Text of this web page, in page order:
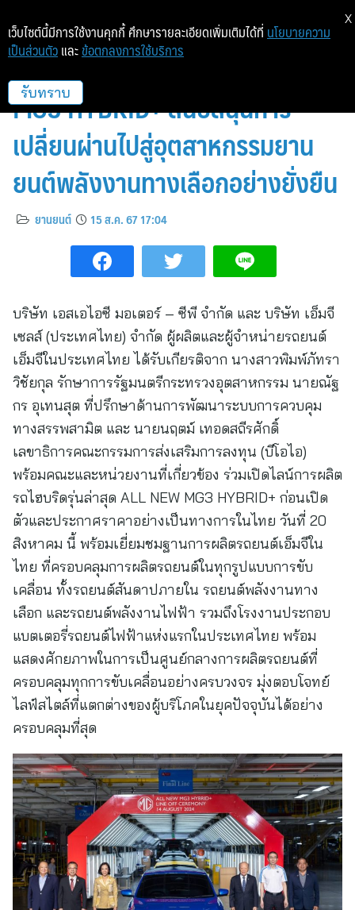
เอ็มจี เปิดไลน์การผลิต ALL NEW
MG3 HYBRID+ สนับสนุนการ
เปลี่ยนผ่านไปสู่อุตสาหกรรมยาน
ยนต์พลังงานทางเลือกอย่างยั่งยืน
ยานยนต์ 15 ส.ค. 67 17:04
บริษัท เอสเอไอซี มอเตอร์ – ซีพี จำกัด และ บริษัท เอ็มจี
เซลส์ (ประเทศไทย) จำกัด ผู้ผลิตและผู้จำหน่ายรถยนต์
เอ็มจีในประเทศไทย ได้รับเกียรติจาก นางสาวพิมพ์ภัทรา
วิชัยกุล รักษาการรัฐมนตรีกระทรวงอุตสาหกรรม นายณัฐ
กร อุเทนสุต ที่ปรึกษาด้านการพัฒนาระบบการควบคุม
ทางสรรพสามิต และ นายนฤตม์ เทอดสถีรศักดิ์
เลขาธิการคณะกรรมการส่งเสริมการลงทุน (บีโอไอ)
พร้อมคณะและหน่วยงานที่เกี่ยวข้อง ร่วมเปิดไลน์การผลิต
รถไฮบริดรุ่นล่าสุด ALL NEW MG3 HYBRID+ ก่อนเปิด
ตัวและประกาศราคาอย่างเป็นทางการในไทย วันที่ 20
สิงหาคม นี้ พร้อมเยี่ยมชมฐานการผลิตรถยนต์เอ็มจีใน
ไทย ที่ครอบคลุมการผลิตรถยนต์ในทุกรูปแบบการขับ
เคลื่อน ทั้งรถยนต์สันดาปภายใน รถยนต์พลังงานทาง
เลือก และรถยนต์พลังงานไฟฟ้า รวมถึงโรงงานประกอบ
แบตเตอรี่รถยนต์ไฟฟ้าแห่งแรกในประเทศไทย พร้อม
แสดงศักยภาพในการเป็นศูนย์กลางการผลิตรถยนต์ที่
ครอบคลุมทุกการขับเคลื่อนอย่างครบวงจร มุ่งตอบโจทย์
ไลฟ์สไตล์ที่แตกต่างของผู้บริโภคในยุคปัจจุบันได้อย่าง
ครอบคลุมที่สุด
เว็บไซต์นี้มีการใช้งานคุกกี้ ศึกษารายละเอียดเพิ่มเติมได้ที่ นโยบายความ
เป็นส่วนตัว และ ข้อตกลงการใช้บริการ
รับทราบ
X